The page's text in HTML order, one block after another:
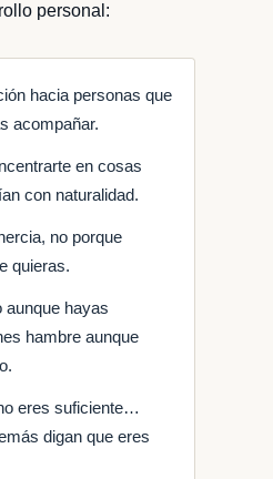
personal:
hacia personas que
acompañar.
en cosas
con naturalidad.
no porque
quieras.
aunque hayas
hambre aunque
eres suficiente…
digan que eres